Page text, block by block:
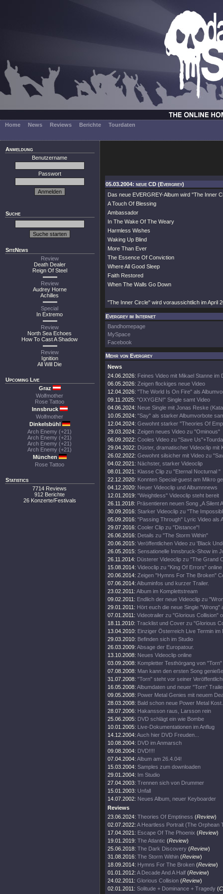
Home News Reviews Berichte Tourdaten
Anmeldung
Benutzername
Passwort
Suche
SiteNews
Review
Death Dealer
Reign Of Steel
Review
Audrey Horne
Achilles
Special
In Extremo
Review
North Sea Echoes
How To Cast A Shadow
Review
Ignition
All Will Die
Upcoming Live
Graz
Wolfmother
Rose Tattoo
Innsbruck
Wolfmother
Dinkelsbühl
Arch Enemy (+21)
Arch Enemy (+21)
Arch Enemy (+21)
Arch Enemy (+21)
München
Rose Tattoo
Statistics
7714 Reviews
912 Berichte
26 Konzerte/Festivals
05.03.2004: neue CD (Evergrey)
Das neue EVERGREY-Album wird "The Inner
A Touch Of Blessing
Ambassador
In The Wake Of The Weary
Harmless Wishes
Waking Up Blind
More Than Ever
The Essence Of Conviction
Where All Good Sleep
Faith Restored
When The Walls Go Down
"The Inner Circle" wird voraussichtlich im April
Evergrey im Internet
Bandhomepage
MySpace
Facebook
Mehr von Evergrey
News
24.06.2026: Feines Video mit Mikael Stanne im
06.05.2026: Zeigen flockiges neue Video
12.04.2026: "The World Is On Fire" als
09.11.2025: "OXYGEN!" Single samt Video
04.06.2024: Neue Single mit Jonas Reske
10.05.2024: "Say" als starker Albumvorbote
12.04.2024: Gewohnt starker "Theories Of
29.03.2024: Zeigen neues Video zu "Ominous"
06.09.2022: Cooles Video zu "Save
29.04.2022: Düster, dramatischer Videoclip mit
26.02.2022: Gewohnt silsicher mit Video zu
04.02.2021: Nächster, starker Videoclip
08.01.2021: Klasse Clip zu "Eternal Nocturnal "
22.12.2020: Konnten Special-guest am Mikro
04.12.2020: Neuer Videoclip und Albumnnews
12.01.2019: "Weightless" Videoclip steht bereit
26.11.2018: Präsentieren neuen Song „A Silent
30.09.2016: Starker Videoclip zu "The
05.09.2016: "Passing Through" Lyric Video als
29.07.2016: Cooler Clip zu "Distance"!
26.06.2016: Details zu "The Storm Within"
20.06.2015: Veröffentlichen Video zu 'Black
26.05.2015: Sensationelle Innsbruck-Show im
26.11.2014: Düsterer Videoclip zu "The Grand
15.08.2014: Videoclip zu "King Of Errors" online
20.06.2014: Zeigen "Hymns For The Broken"
07.06.2014: Albuminfos und kurzer Trailer.
23.02.2011: Album im Komplettstream
09.02.2011: Endlich der neue Videoclip zu
29.01.2011: Hört euch die neue Single "Wrong"
07.01.2011: Videotrailer zu "Glorious Collision"
18.11.2010: Tracklist und Cover zu "Glorious
13.04.2010: Einziger Österreich Live Termin im
29.03.2010: Befinden sich im Studio
26.03.2009: Absage der Europatour.
13.10.2008: Neues Videoclip online
03.09.2008: Kompletter Testhörgang von
07.08.2008: Man kann den ersten Song
31.07.2008: "Torn" steht vor seiner
16.05.2008: Albumdaten und neuer "Torn"
09.05.2008: Power Metal Genies mit neuem
28.03.2008: Bald schon neue Power Metal
28.07.2006: Hakansson raus, Larsson rein
25.06.2005: DVD schlägt ein wie Bombe
10.01.2005: Live-Dokumentationen im Anflug
14.12.2004: Auch hier DVD Freuden...
10.08.2004: DVD im Anmarsch
09.08.2004: DVD!!!!
07.04.2004: Album am 26.4.04!
15.03.2004: Samples zum downloaden
29.01.2004: Im Studio
27.04.2003: Trennen sich von Drummer
15.01.2003: Unfall
14.07.2002: Neues Album, neuer Keyboarder
Reviews
23.06.2024: Theories Of Emptiness (Review)
02.07.2022: A Heartless Portrait (The Orphean
17.04.2021: Escape Of The Phoenix (Review)
19.01.2019: The Atlantic (Review)
25.06.2018: The Dark Discovery (Review)
31.08.2016: The Storm Within (Review)
18.09.2014: Hymns For The Broken (Review)
01.01.2012: A Decade And A Half (Review)
24.02.2011: Glorious Collision (Review)
02.01.2011: Solitude + Dominance + Tragedy (